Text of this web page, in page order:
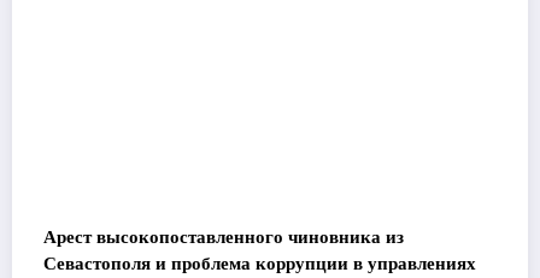
Арест высокопоставленного чиновника из
Севастополя и проблема коррупции в управлениях